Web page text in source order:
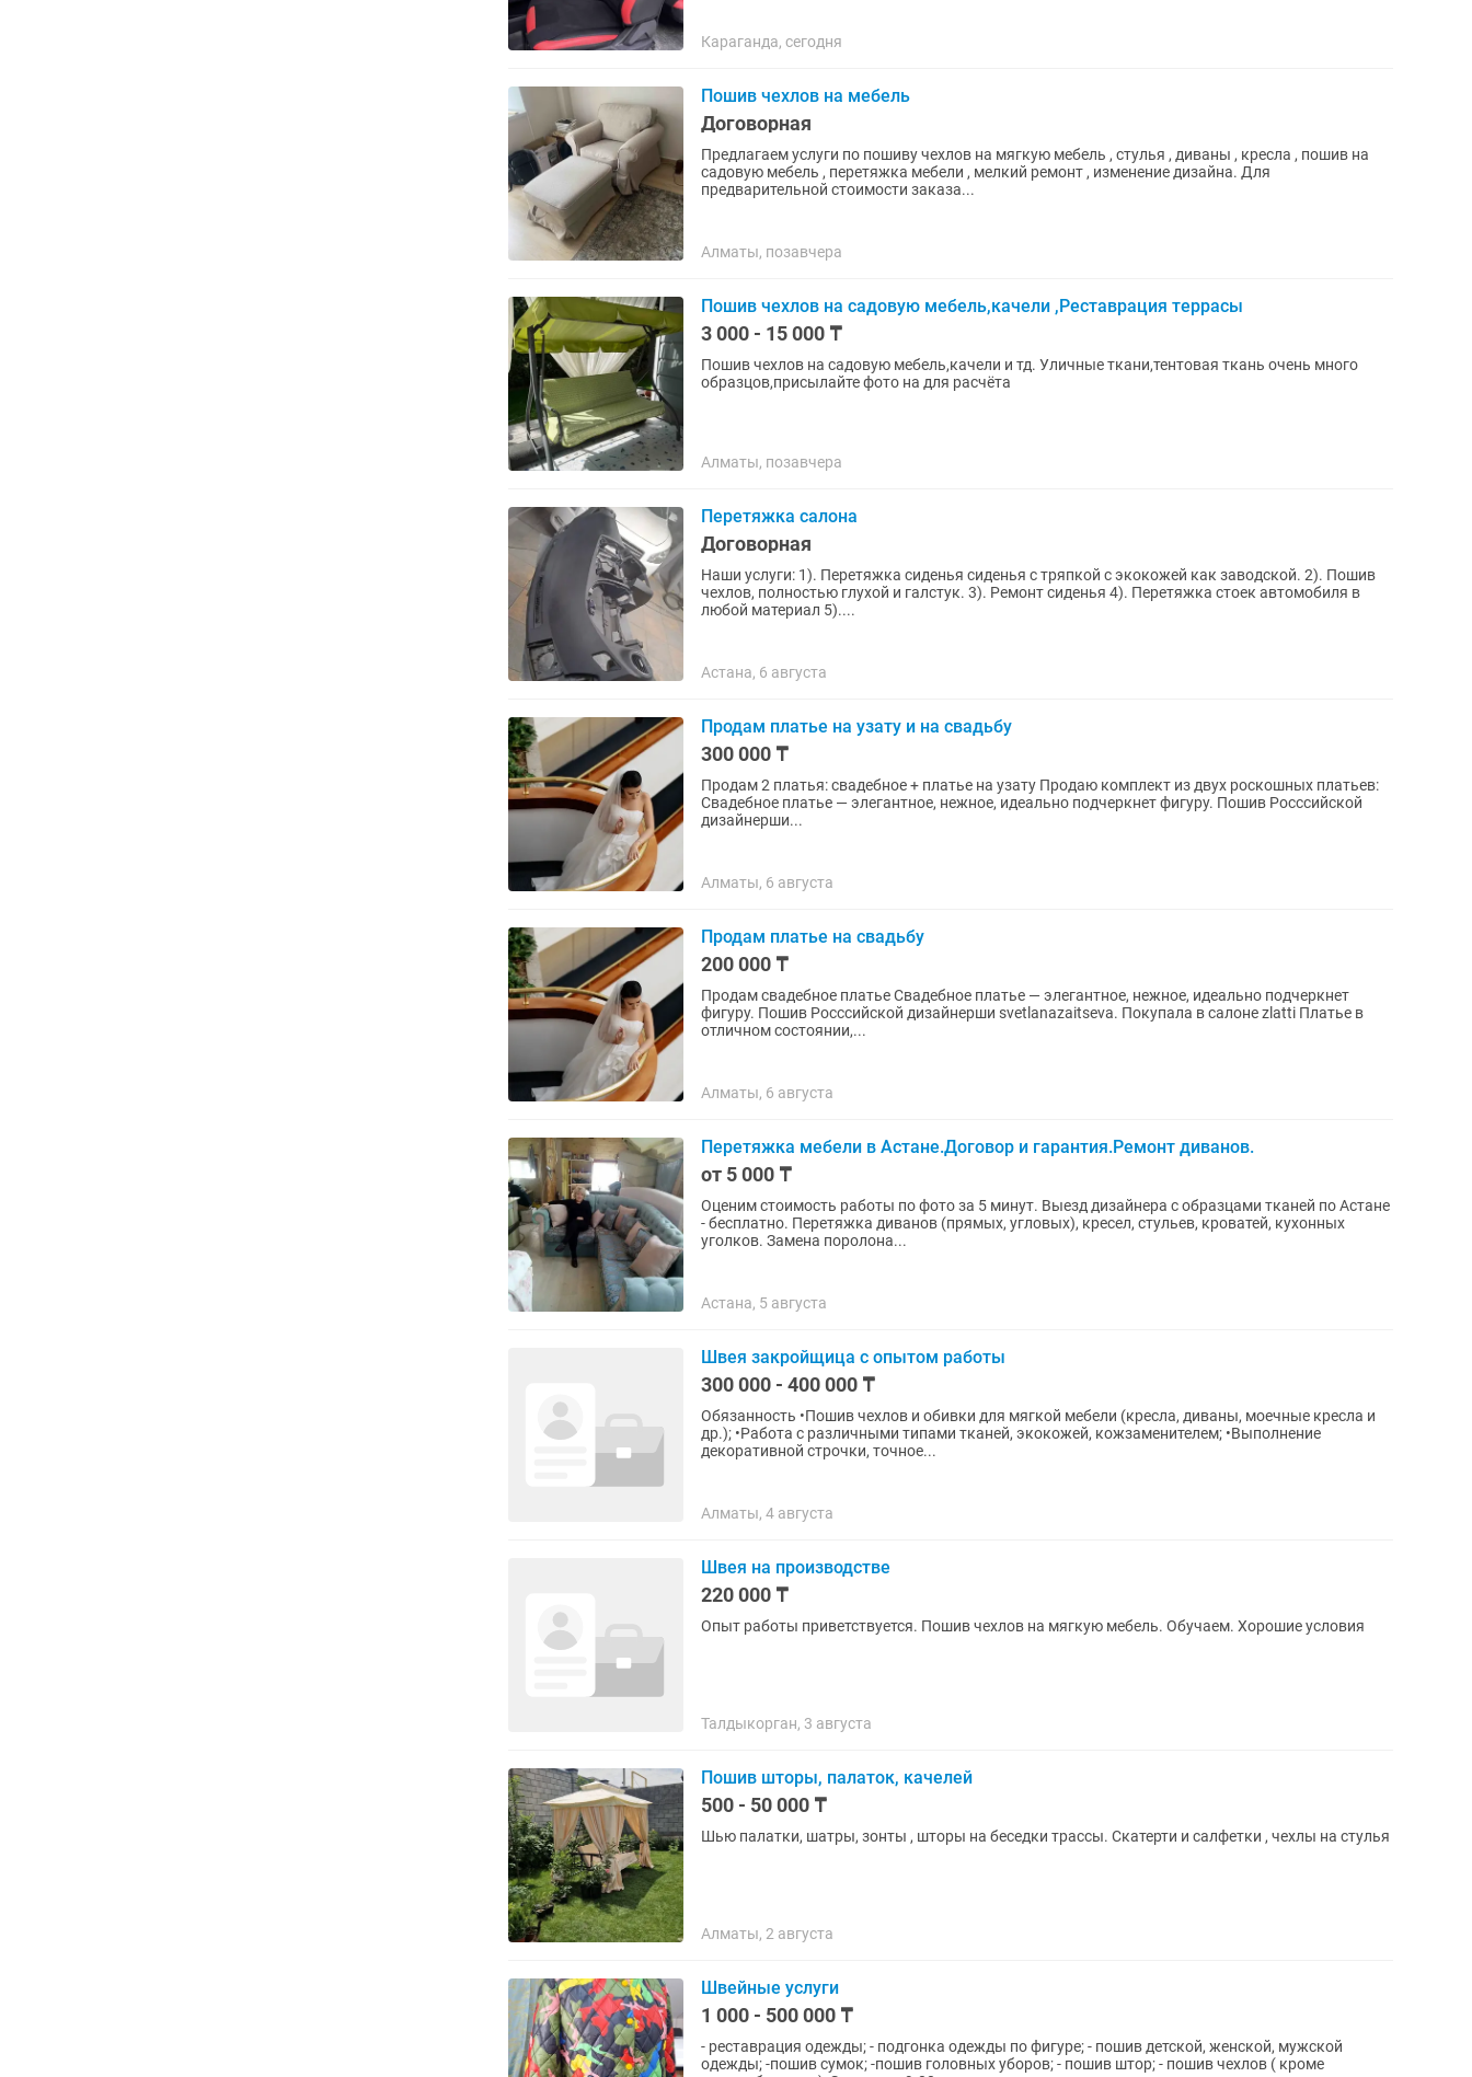
Караганда, сегодня
Пошив чехлов на мебель
Договорная
Предлагаем услуги по пошиву чехлов на мягкую мебель , стулья , диваны , кресла , пошив на
садовую мебель , перетяжка мебели , мелкий ремонт , изменение дизайна. Для
предварительной стоимости заказа...
Алматы, позавчера
Пошив чехлов на садовую мебель,качели ,Реставрация террасы
3 000 - 15 000 ₸
Пошив чехлов на садовую мебель,качели и тд. Уличные ткани,тентовая ткань очень много
образцов,присылайте фото на для расчёта
Алматы, позавчера
Перетяжка салона
Договорная
Наши услуги: 1). Перетяжка сиденья сиденья с тряпкой с экокожей как заводской. 2). Пошив
чехлов, полностью глухой и галстук. 3). Ремонт сиденья 4). Перетяжка стоек автомобиля в
любой материал 5)....
Астана, 6 августа
Продам платье на узату и на свадьбу
300 000 ₸
Продам 2 платья: свадебное + платье на узату Продаю комплект из двух роскошных платьев:
Свадебное платье — элегантное, нежное, идеально подчеркнет фигуру. Пошив Росссийской
дизайнерши...
Алматы, 6 августа
Продам платье на свадьбу
200 000 ₸
Продам свадебное платье Свадебное платье — элегантное, нежное, идеально подчеркнет
фигуру. Пошив Росссийской дизайнерши svetlanazaitseva. Покупала в салоне zlatti Платье в
отличном состоянии,...
Алматы, 6 августа
Перетяжка мебели в Астане.Договор и гарантия.Ремонт диванов.
от 5 000 ₸
Оценим стоимость работы по фото за 5 минут. Выезд дизайнера с образцами тканей по Астане
- бесплатно. Перетяжка диванов (прямых, угловых), кресел, стульев, кроватей, кухонных
уголков. Замена поролона...
Астана, 5 августа
Швея закройщица с опытом работы
300 000 - 400 000 ₸
Обязанность •Пошив чехлов и обивки для мягкой мебели (кресла, диваны, моечные кресла и
др.); •Работа с различными типами тканей, экокожей, кожзаменителем; •Выполнение
декоративной строчки, точное...
Алматы, 4 августа
Швея на производстве
220 000 ₸
Опыт работы приветствуется. Пошив чехлов на мягкую мебель. Обучаем. Хорошие условия
Талдыкорган, 3 августа
Пошив шторы, палаток, качелей
500 - 50 000 ₸
Шью палатки, шатры, зонты , шторы на беседки трассы. Скатерти и салфетки , чехлы на стулья
Алматы, 2 августа
Швейные услуги
1 000 - 500 000 ₸
- реставрация одежды; - подгонка одежды по фигуре; - пошив детской, женской, мужской
одежды; -пошив сумок; -пошив головных уборов; - пошив штор; - пошив чехлов ( кроме